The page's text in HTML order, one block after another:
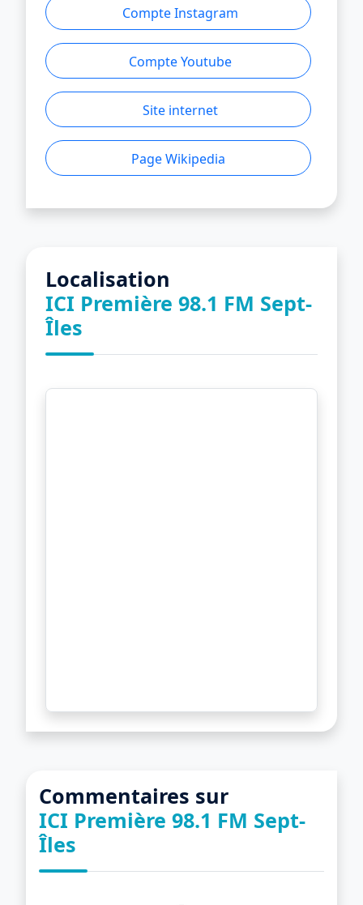
Compte Instagram
Compte Youtube
Site internet
Page Wikipedia
Localisation
ICI Première 98.1 FM Sept-
Îles
Commentaires sur
ICI Première 98.1 FM Sept-
Îles